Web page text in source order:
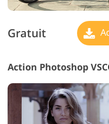
Gratuit
Action Photoshop